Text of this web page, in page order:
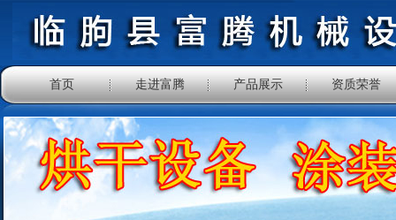
首页 走进富腾 产品展示 资质荣誉